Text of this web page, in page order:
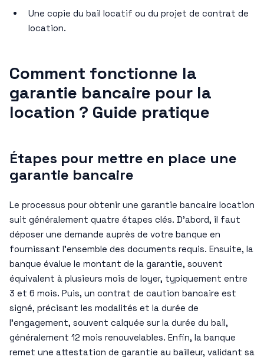
Une copie du bail locatif ou du projet de contrat de
location.
Comment fonctionne la
garantie bancaire pour la
location ? Guide pratique
Étapes pour mettre en place une
garantie bancaire
Le processus pour obtenir une garantie bancaire location
suit généralement quatre étapes clés. D’abord, il faut
déposer une demande auprès de votre banque en
fournissant l’ensemble des documents requis. Ensuite, la
banque évalue le montant de la garantie, souvent
équivalent à plusieurs mois de loyer, typiquement entre
3 et 6 mois. Puis, un contrat de caution bancaire est
signé, précisant les modalités et la durée de
l’engagement, souvent calquée sur la durée du bail,
généralement 12 mois renouvelables. Enfin, la banque
remet une attestation de garantie au bailleur, validant sa